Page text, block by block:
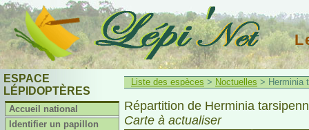
ESPACE
LÉPIDOPTÈRES
Accueil national
Identifier un papillon
Liste des espèces > Noctuelles > Herminia
Répartition de Herminia
Carte à actualiser